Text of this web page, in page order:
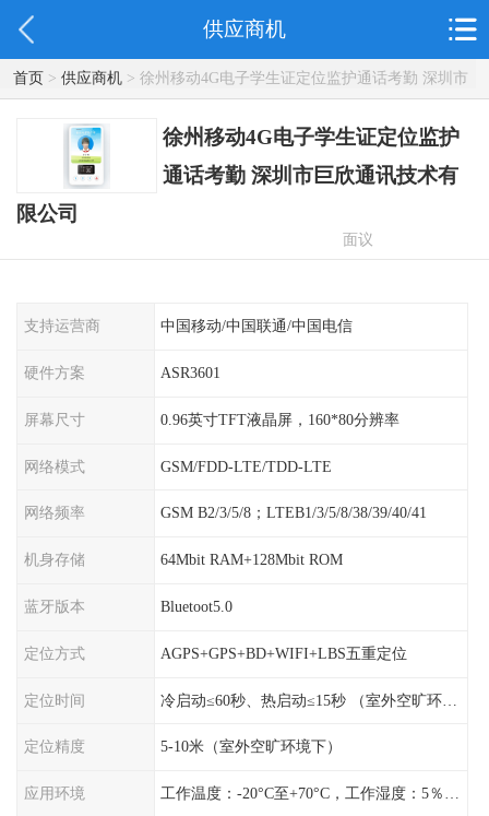
供应商机
首页> 供应商机> 徐州移动4G电子学生证定位监护通话考勤 深圳市
巨欣通讯技术有限公司
徐州移动4G电子学生证定位监护
通话考勤 深圳市巨欣通讯技术有
限公司
面议
支持运营商 中国移动/中国联通/中国电信
硬件方案 ASR3601
屏幕尺寸 0.96英寸TFT液晶屏，160*80分辨率
网络模式 GSM/FDD-LTE/TDD-LTE
网络频率 GSM B2/3/5/8；LTEB1/3/5/8/38/39/40/41
机身存储 64Mbit RAM+128Mbit ROM
蓝牙版本 Bluetoot5.0
定位方式 AGPS+GPS+BD+WIFI+LBS五重定位
定位时间
定位精度 5-10米（室外空旷环境下）
应用环境 工作温度：-20°C至+70°C，工作湿度：5％〜95％RH